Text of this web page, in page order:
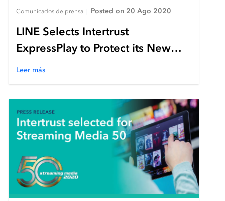
Comunicados de prensa | Posted on 20 Ago 2020
LINE Selects Intertrust
ExpressPlay to Protect its New
VVID Entertainment Digital
Leer más